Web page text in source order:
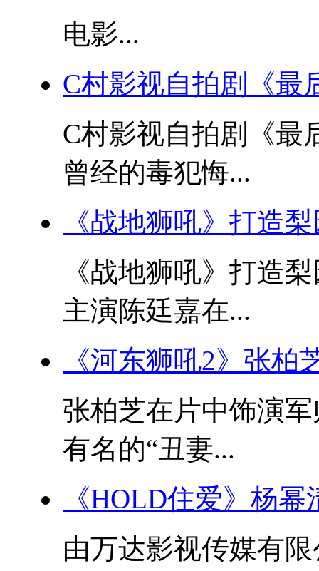
电影...
C村影视自拍剧《最
C村影视自拍剧《最
曾经的毒犯悔...
《战地狮吼》打造
《战地狮吼》打造
主演陈廷嘉在...
《河东狮吼2》张柏
张柏芝在片中饰演
有名的“丑妻...
《HOLD住爱》杨
由万达影视传媒有